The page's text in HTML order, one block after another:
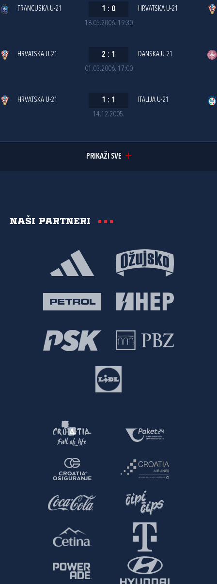
18.05.2006. 19:30
FRANCUSKA U-21 1 : 0 HRVATSKA U-21
01.03.2006. 17:00
HRVATSKA U-21 2 : 1 DANSKA U-21
14.12.2005.
HRVATSKA U-21 1 : 1 ITALIJA U-21
PRIKAŽI SVE
Naši partneri